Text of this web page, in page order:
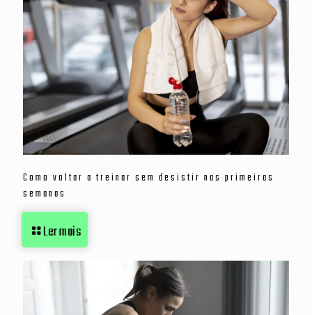
Como voltar a treinar sem desistir nas primeiras
semanas
Ler mais